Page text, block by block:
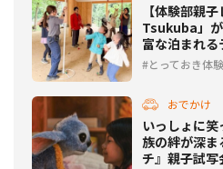
【体験部親
Tsukuba」
富な泊まれ
喫とっておき体
おでかけ
いっしょに
族の絆が深ま
チ』親子試写